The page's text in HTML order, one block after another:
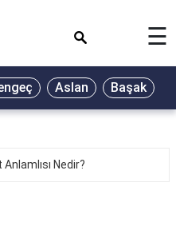
☰
Aslan Başak
Anlamlısı Nedir?